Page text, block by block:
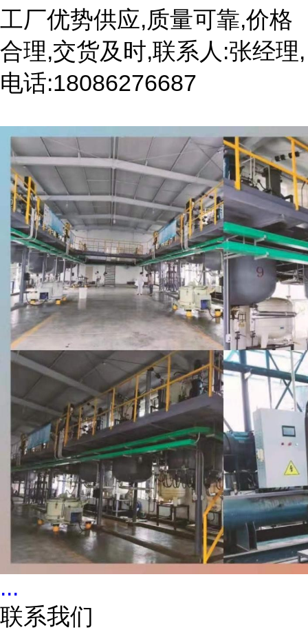
工厂优势供应,质量可靠,价格
合理,交货及时,联系人:张经理,
电话:18086276687
...
联系我们